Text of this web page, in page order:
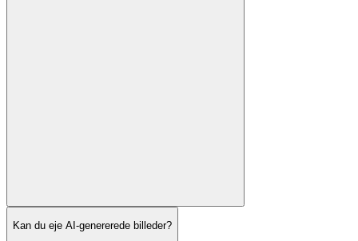
Kan du eje AI-genererede billeder?